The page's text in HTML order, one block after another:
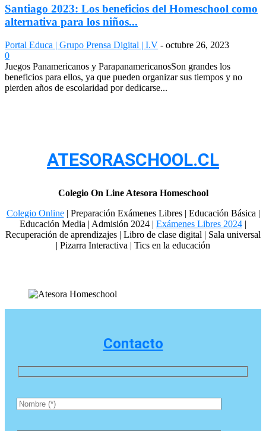
Santiago 2023: Los beneficios del Homeschool como
alternativa para los niños...
Portal Educa | Grupo Prensa Digital | I.V - octubre 26, 2023
0
Juegos Panamericanos y ParapanamericanosSon grandes los
beneficios para ellos, ya que pueden organizar sus tiempos y no
pierden años de escolaridad por dedicarse...
ATESORASCHOOL.CL
Colegio On Line Atesora Homeschool
Colegio Online| Preparación Exámenes Libres | Educación Básica |
Educación Media | Admisión 2024 | Exámenes Libres 2024 |
Recuperación de aprendizajes | Libro de clase digital | Sala universal
| Pizarra Interactiva | Tics en la educación
Contacto